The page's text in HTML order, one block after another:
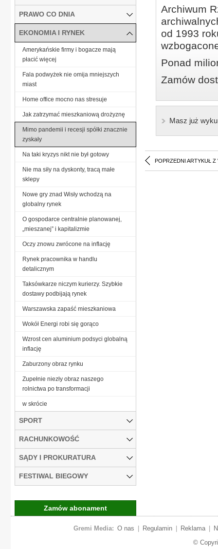
Archiwum
od 1993
Ponad
Zamów
Masz już
POPRZEDNI ARTYKUŁ Z
PRAWO CO DNIA
EKONOMIA I RYNEK
Amerykańskie firmy i bogacze mają
płacić więcej
Fala podwyżek nie omija mniejszych
miast
Home office mocno nas stresuje
Jak zatrzymać mieszkaniową drożyznę
Mimo pandemii i recesji spółki znacznie
zyskały
Na taki kryzys nikt nie był gotowy
Nie ma siły na dyskonty, tracą małe
sklepy
Nowe gry znad Wisły wchodzą na
globalny rynek
O gospodarce centralnie planowanej,
„mieszanej” i kapitalizmie
Oczy znowu zwrócone na inflację
Rynek pracownika w handlu
detalicznym
Taksówkarze niczym kurierzy. Szybkie
dostawy podbijają rynek
Warszawska zapaść mieszkaniowa
Wokół Energi robi się gorąco
Wzrost cen aluminium podsyci globalną
inflację
Zaburzony obraz rynku
Zupełnie niezły obraz naszego
rolnictwa po transformacji
w skrócie
SPORT
RACHUNKOWOŚĆ
SĄDY I PROKURATURA
FESTIWAL BIEGOWY
Zamów abonament
Gremi Media: O nas Regulamin Reklama
©